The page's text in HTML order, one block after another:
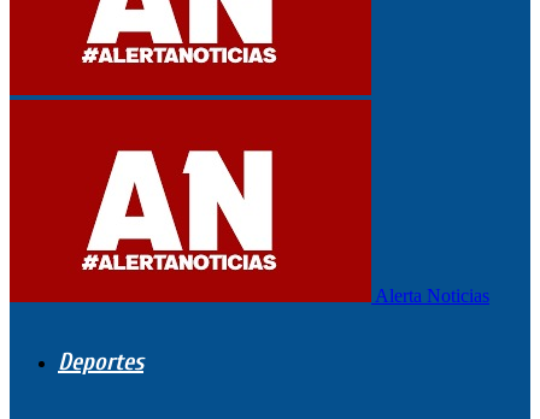
Alerta Noticias
Deportes